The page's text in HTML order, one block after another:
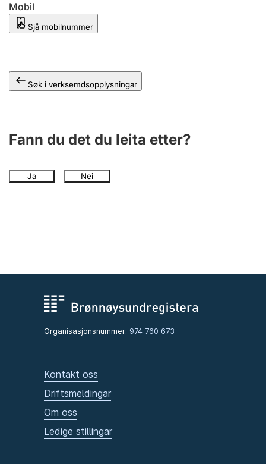
Mobil
Sjå mobilnummer
Søk i verksemdsopplysningar
Fann du det du leita etter?
Ja Nei
Organisasjonsnummer: 974 760 673
Kontakt oss
Driftsmeldingar
Om oss
Ledige stillingar